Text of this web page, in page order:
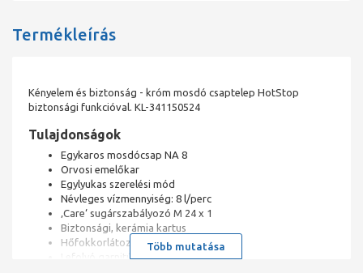
Termékleírás
Kényelem és biztonság - króm mosdó csaptelep HotStop
biztonsági funkcióval. KL-341150524
Tulajdonságok
Egykaros mosdócsap NA 8
Orvosi emelőkar
Egylyukas szerelési mód
Névleges vízmennyiség: 8 l/perc
‚Care‘ sugárszabályozó M 24 x 1
Biztonsági, kerámia kartus
Hőfokkorlátozóval
Lefolyó garnitúra G 1 1/4
Több mutatása